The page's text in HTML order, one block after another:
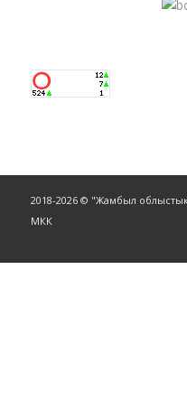
2018-2026 © "Жамбыл
МКК